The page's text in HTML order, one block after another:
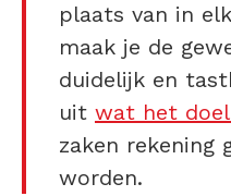
plaats van in
maak je de
duidelijk en
uit wat het
zaken rekening
worden.